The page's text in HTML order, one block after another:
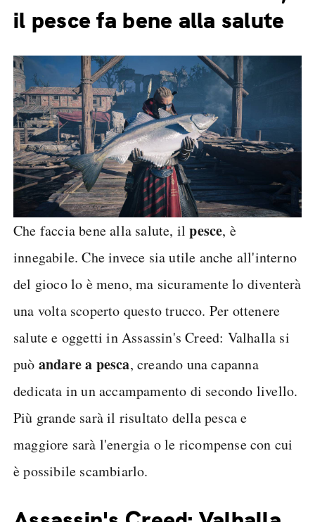
il pesce fa bene alla salute
Che faccia bene alla salute, ilpesce, è
innegabile. Che invece sia utile anche all'interno
del gioco lo è meno, ma sicuramente lo diventerà
una volta scoperto questo trucco. Per ottenere
salute e oggetti in Assassin's Creed: Valhalla si
può andare a pesca, creando una capanna
dedicata in un accampamento di secondo livello.
Più grande sarà il risultato della pesca e
maggiore sarà l'energia o le ricompense con cui
è possibile scambiarlo.